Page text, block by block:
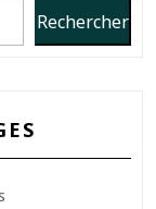
Rechercher